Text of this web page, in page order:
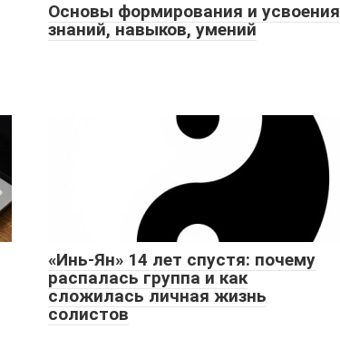
Основы формирования и усвоения
знаний, навыков, умений
«Инь-Ян» 14 лет спустя: почему
распалась группа и как
сложилась личная жизнь
солистов